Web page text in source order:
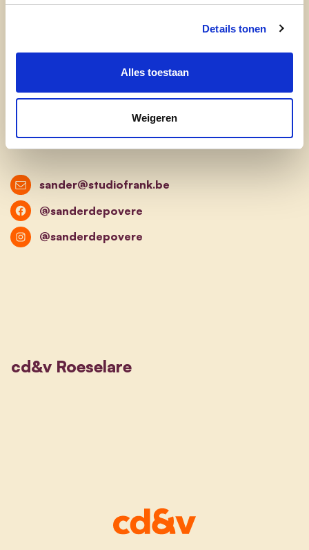
Details tonen
Alles toestaan
Weigeren
San Marco is mijn plekje bij uitstek om gezellig
iets te eten of drinken. Het is een fantastisch
je me ook wel af en toe zien in het nieuw
zien hoe het bos evolueert.
sander@studiofrank.be
@sanderdepovere
@sanderdepovere
cd&v Roeselare